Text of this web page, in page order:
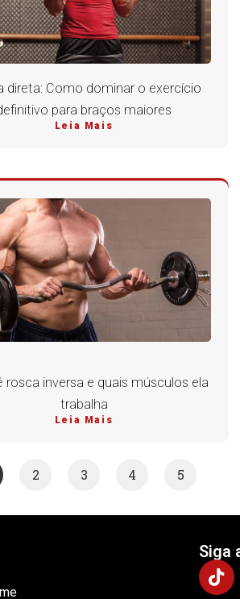
direta: Como dominar o exercício
para braços maiores
Leia Mais
rosca inversa e quais músculos ela
trabalha
Leia Mais
2 3 4 5
Siga